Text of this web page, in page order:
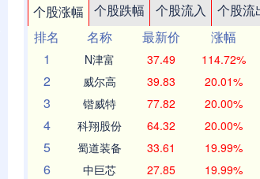
个股涨幅 个股跌幅 个股流入 个股流
排名
名称 最新价 涨幅
1
N津富 37.49 114.72%
2 威尔高 39.83 20.01%
3 锴威特 77.82 20.00%
4 科翔股份 64.32 20.00%
5 蜀道装备 33.61 19.99%
6 中巨芯 27.85 19.99%